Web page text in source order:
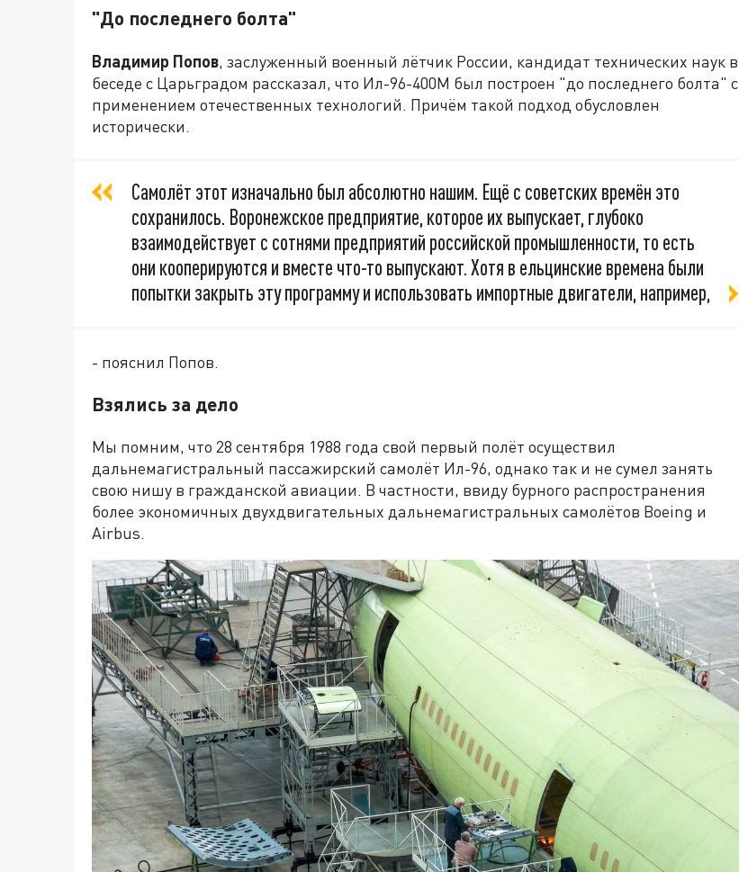
"До последнего болта"
Владимир Попов, заслуженный военный лётчик России, кандидат технических наук в
беседе с Царьградом рассказал, что Ил-96-400М был построен "до последнего болта" с
применением отечественных технологий. Причём такой подход обусловлен
исторически.
Самолёт этот изначально был абсолютно нашим. Ещё с советских времён это
сохранилось. Воронежское предприятие, которое их выпускает, глубоко
взаимодействует с сотнями предприятий российской промышленности, то есть
они кооперируются и вместе что-то выпускают. Хотя в ельцинские времена были
попытки закрыть эту программу и использовать импортные двигатели, например,
- пояснил Попов.
Взялись за дело
Мы помним, что 28 сентября 1988 года свой первый полёт осуществил
дальнемагистральный пассажирский самолёт Ил-96, однако так и не сумел занять
свою нишу в гражданской авиации. В частности, ввиду бурного распространения
более экономичных двухдвигательных дальнемагистральных самолётов Boeing и
Airbus.